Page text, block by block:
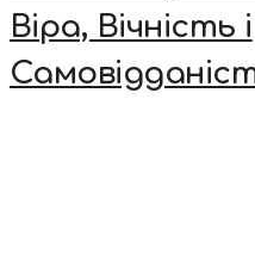
Віра, Вічність і